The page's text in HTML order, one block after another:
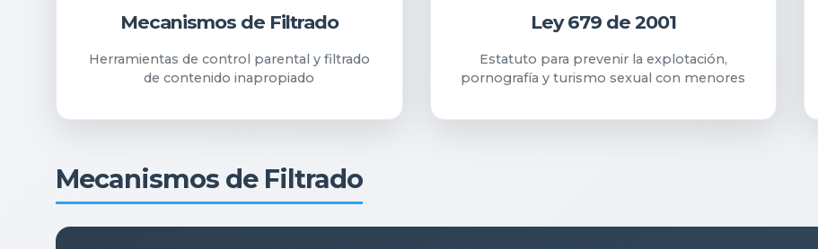
Mecanismos de Filtrado
Herramientas de control parental y filtrado
de contenido inapropiado
Ley 679 de 2001
Estatuto para prevenir la explotación,
pornografía y turismo sexual con menores
Mecanismos de Filtrado